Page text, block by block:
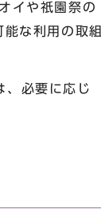
イや祇園祭の
な利用の取組
、必要に応じ